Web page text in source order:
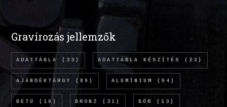
Gravírozás jellemzők
ADATTÁBLA (33) ADATTÁBLA KÉSZÍTÉS (23)
AJÁNDÉKTÁRGY (89) ALUMÍNIUM (64)
BETŰ (10) BRONZ (31) BŐR (13)